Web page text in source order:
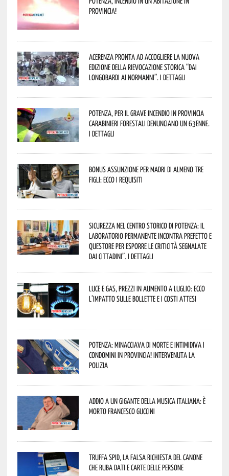
provincia!
Acerenza pronta ad accogliere la nuova
edizione della rievocazione storica “Dai
Longobardi ai Normanni”. I dettagli
Potenza, per il grave incendio in Provincia
Carabinieri forestali denunciano un 63enne.
I dettagli
Bonus assunzione per madri di almeno tre
figli: ecco i requisiti
Sicurezza nel Centro Storico di Potenza: il
Laboratorio Permanente incontra Prefetto e
Questore per esporre le criticità segnalate
dai cittadini”. I dettagli
Luce e gas, prezzi in aumento a luglio: ecco
l’impatto sulle bollette e i costi attesi
Potenza: minacciava di morte e intimidiva i
condomini in provincia! Intervenuta la
Polizia
Addio a un gigante della musica italiana: è
morto Francesco Guccini
Truffa Spid, la falsa richiesta del canone
che ruba dati e carte delle persone